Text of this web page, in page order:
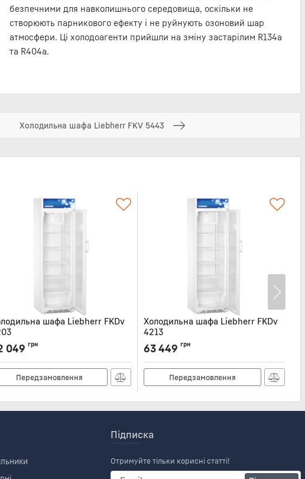
безпечними для навколишнього середовища, оскільки не
створюють парникового ефекту і не руйнують озоновий шар
атмосфери. Ці холодоагенти прийшли на зміну застарілим R134a
та R404a.
Холодильна шафа Liebherr FKV 5443
шафа Liebherr FKDv
FKDV4203
049 грн
Передзамовлення
Холодильна шафа Liebherr FKDv
4213
Артикул: FKDV4213
63 449 грн
Передзамовлення
Підписка
Отримуйте тільки корисні статті!